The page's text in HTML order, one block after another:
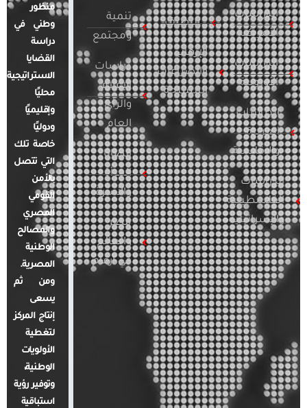
الدراسات
الأمريكية
الدراسات
الأوروبية
الدراسات
العربية
والإقليمية
الدراسات
الفلسطينية
والإسرائيلية
التطرف
الإرهاب
والصراعات
المسلحة
تنمية
ومجتمع
دراسات
الإعلام
والرأي
العام
قضايا
المرأة
والأسرة
مصر
والعالم
في أرقام
منظور
وطني في
دراسة
القضايا
الاستراتيجية
محليًا
وإقليميًا
ودوليًا
خاصة تلك
التي تتصل
بالأمن
القومي
المصري
والمصالح
الوطنية
المصرية.
ومن ثم
يسعى
إنتاج المركز
لتغطية
الأولويات
الوطنية،
وتوفير رؤية
استباقية